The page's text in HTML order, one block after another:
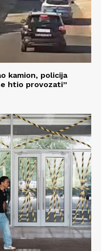
kamion, policija
htio provozati”